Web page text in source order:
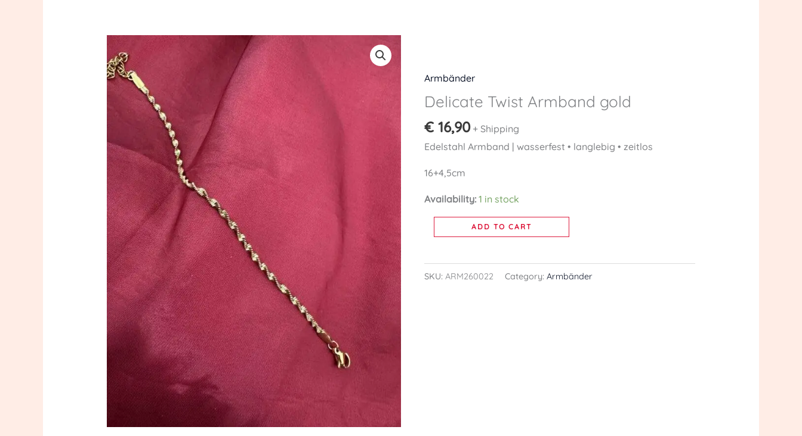
Armbänder
Delicate Twist Armband gold
€ 16,90 + Shipping
Edelstahl Armband | wasserfest • langlebig • zeitlos
16+4,5cm
Availability: 1 in stock
Armband
gold
quantity
ADD TO CART
SKU:ARM260022 Category:Armbänder